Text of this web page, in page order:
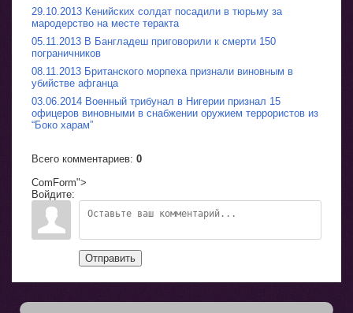
29.10.2013 Кенийских солдат посадили в тюрьму за
мародерство на месте теракта
05.11.2013 В Бангладеш приговорили к смерти 150
пограничников
08.11.2013 Британского морпеха признали виновным в
убийстве афганца
03.06.2014 Военный трибунал в Нигерии признал 15
офицеров виновными в снабжении оружием террористов из
“Боко харам”
Всего комментариев: 0
ComForm">
Войдите:
Отправить